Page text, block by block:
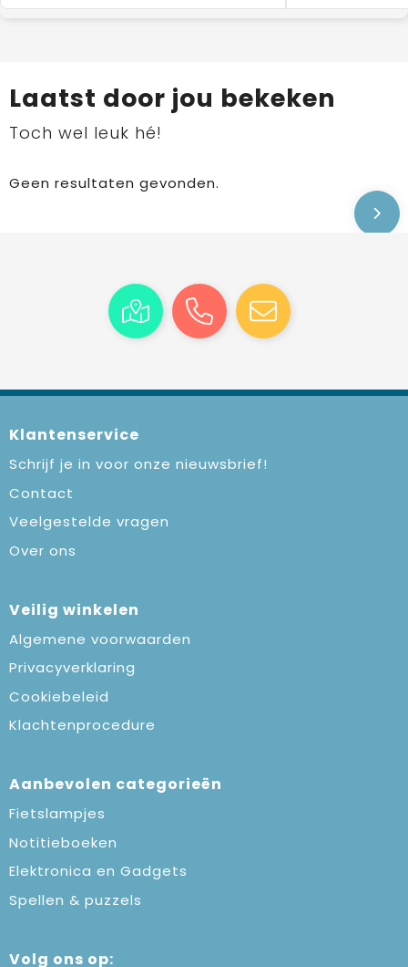
Laatst door jou bekeken
Toch wel leuk hé!
Geen resultaten gevonden.
Klantenservice
Schrijf je in voor onze nieuwsbrief!
Contact
Veelgestelde vragen
Over ons
Veilig winkelen
Algemene voorwaarden
Privacyverklaring
Cookiebeleid
Klachtenprocedure
Aanbevolen categorieën
Fietslampjes
Notitieboeken
Elektronica en Gadgets
Spellen & puzzels
Volg ons op: